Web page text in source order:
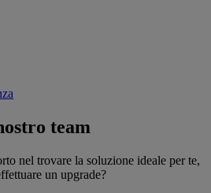
team
nel trovare la soluzione ideale per te,
un upgrade?